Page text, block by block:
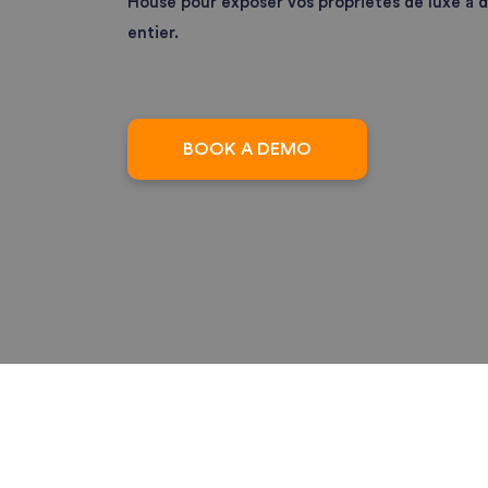
entier.
BOOK A DEMO